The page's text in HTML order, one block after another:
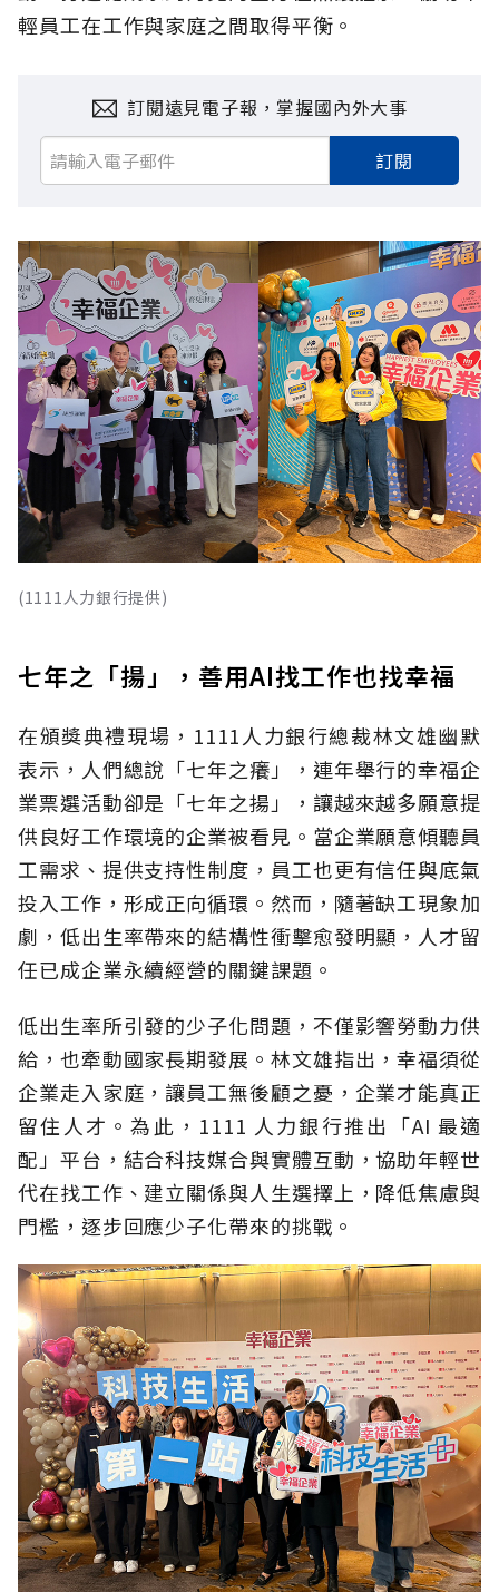
輕員工在工作與家庭之間取得平衡。
訂閱遠見電子報，掌握國內外大事
訂閱
(1111人力銀行提供)
七年之「揚」，善用AI找工作也找幸福
在頒獎典禮現場，1111人力銀行總裁林文雄幽默
表示，人們總說「七年之癢」，連年舉行的幸福企
業票選活動卻是「七年之揚」，讓越來越多願意提
供良好工作環境的企業被看見。當企業願意傾聽員
工需求、提供支持性制度，員工也更有信任與底氣
投入工作，形成正向循環。然而，隨著缺工現象加
劇，低出生率帶來的結構性衝擊愈發明顯，人才留
任已成企業永續經營的關鍵課題。
低出生率所引發的少子化問題，不僅影響勞動力供
給，也牽動國家長期發展。林文雄指出，幸福須從
企業走入家庭，讓員工無後顧之憂，企業才能真正
留住人才。為此，1111 人力銀行推出「AI 最適
配」平台，結合科技媒合與實體互動，協助年輕世
代在找工作、建立關係與人生選擇上，降低焦慮與
門檻，逐步回應少子化帶來的挑戰。